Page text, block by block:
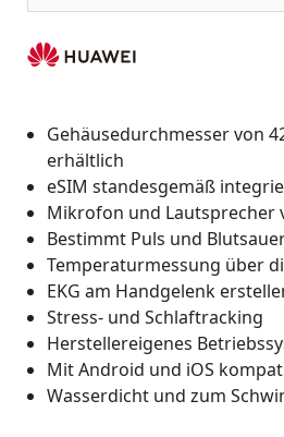
Gehäusedurchmesser von
erhältlich
eSIM standesgemäß
Mikrofon und Lautsprecher
Bestimmt Puls und
Temperaturmessung über
EKG am Handgelenk
Stress- und Schlaftracking
Herstellereigenes
Mit Android und iOS
Wasserdicht und zum